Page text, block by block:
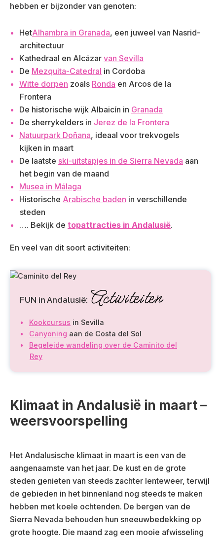
hebben er bijzonder van genoten:
HetAlhambra in Granada, een juweel van Nasrid-
architectuur
Kathedraal en Alcázar van Sevilla
De Mezquita-Catedral in Cordoba
Witte dorpen zoals Ronda en Arcos de la
Frontera
De historische wijk Albaicín in Granada
De sherrykelders in Jerez de la Frontera
Natuurpark Doñana, ideaal voor trekvogels
kijken in maart
De laatste ski-uitstapjes in de Sierra Nevada aan
het begin van de maand
Musea in Málaga
Historische Arabische baden in verschillende
steden
…. Bekijk de topattracties in Andalusië.
En veel van dit soort activiteiten:
FUN in Andalusië: Activiteiten
Kookcursus in Sevilla
Canyoning aan de Costa del Sol
Begeleide wandeling over de Caminito del
Rey
Klimaat in Andalusië in maart –
weersvoorspelling
Het Andalusische klimaat in maart is een van de
aangenaamste van het jaar. De kust en de grote
steden genieten van steeds zachter lenteweer, terwijl
de gebieden in het binnenland nog steeds te maken
hebben met koele ochtenden. De bergen van de
Sierra Nevada behouden hun sneeuwbedekking op
grote hoogte. Die maand zag een mooie afwisseling